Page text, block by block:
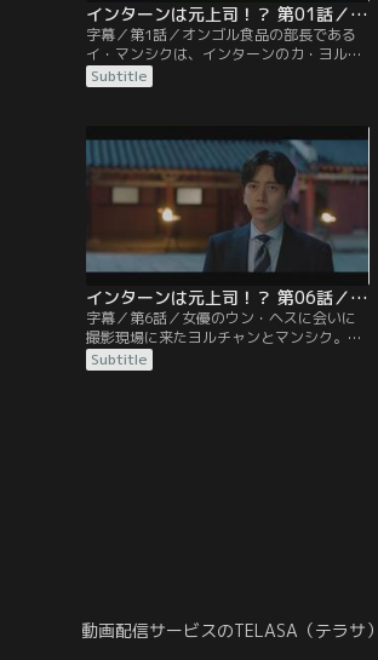
インターンは元上司！？ 第01話／字幕
字幕／第1話／オンゴル食品の部長である
イ・マンシクは、インターンのカ・ヨルチ
ャンを嫌ってパワハラをしていた。控えめ
な性格のヨルチャンは何もできず、マンシ
で裁判沙汰になったコムタン店に行くこと
を命じられ、ヨルチャンが店に行くと、首
をつった状態の店主を発見する。
Subtitle
インターンは元上司！？ 第06話／字幕
字幕／第6話／女優のウン・ヘスに会いに
撮影現場に来たヨルチャンとマンシク。ヘ
スはマンシクに恨みがあって、ジュンス食
品の広告出演を拒否していた。マンシクは
Subtitle
動画配信サービスのTELASA（テラサ）